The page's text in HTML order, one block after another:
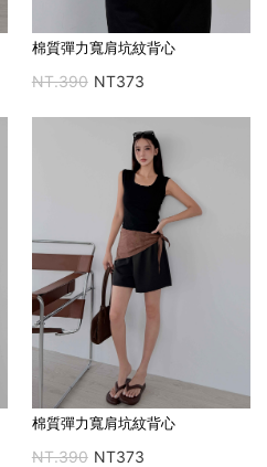
棉質彈力寬肩坑紋背心
NT.390 NT373
棉質彈力寬肩坑紋背心
NT.390 NT373